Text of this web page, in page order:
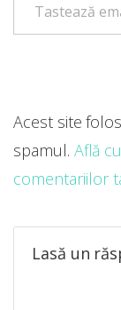
Lasă un
Acest site
spamul. Află
comentariilor